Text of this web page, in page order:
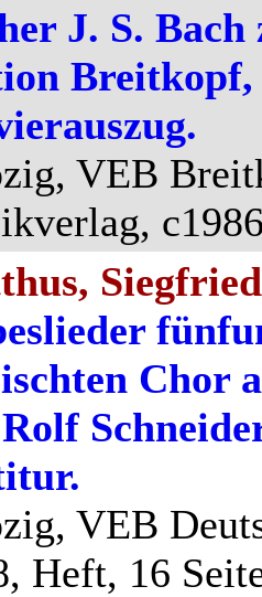
J. S. Bach
Breitkopf,
VEB
Siegfried
Chor
VEB
Heft, 16